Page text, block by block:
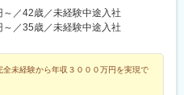
園前駅、下高井戸駅、岩原駅、熊
、並木中央駅、西新宿五丁目駅、
知県)、大江橋駅、宇都宮駅東口駅
クト先（勤務地は、ご希望や現在
す◎）※転居を伴う転勤はありませ
蛍池駅、三木駅(神戸電鉄線)、山陽
、学園前駅(奈良県)、三瀬谷駅、亀
橋大島駅、吉井駅(群馬県)、つく
杜東駅、西ノ口駅、磐田駅、土岐
、上田駅、新居浜駅、伊予三島
／42歳／未経験中途入社
／35歳／未経験中途入社
全未経験から年収３０００万円を実現で